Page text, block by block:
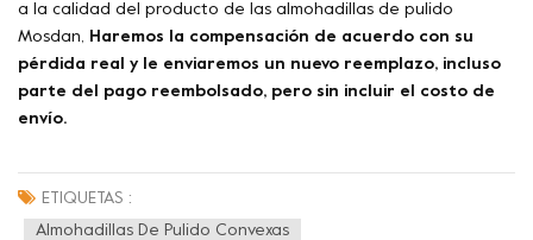
a la calidad del producto de las almohadillas de pulido
Mosdan, Haremos la compensación de acuerdo con su
pérdida real y le enviaremos un nuevo reemplazo, incluso
parte del pago reembolsado, pero sin incluir el costo de
envío.
ETIQUETAS :
Almohadillas De Pulido Convexas